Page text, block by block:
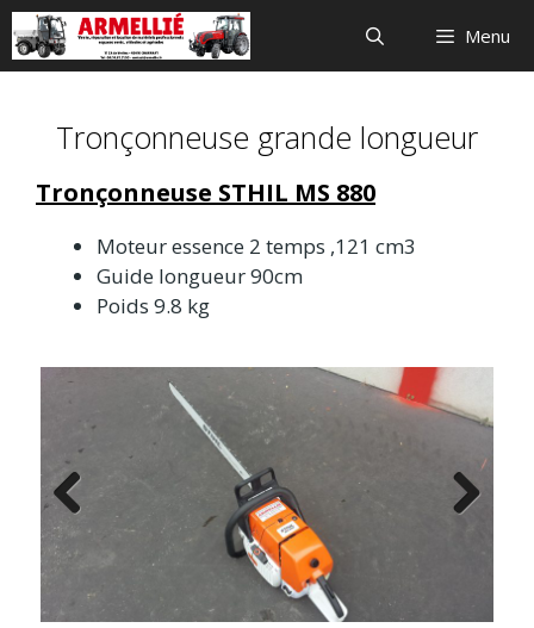
Aller
au
contenu
Menu
Tronçonneuse grande longueur
Tronçonneuse STHIL MS 880
Moteur essence 2 temps ,121 cm3
Guide longueur 90cm
Poids 9.8 kg
Previ
ous